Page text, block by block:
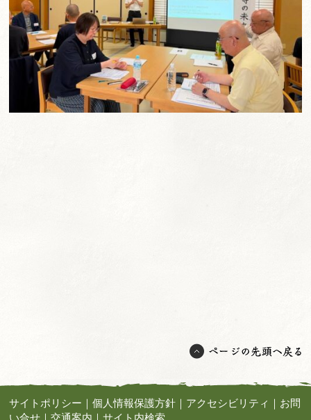
サイトポリシー ｜個人情報保護方針 ｜ アクセシビリティ ｜ お問
い合せ ｜交通案内 ｜サイト内検索